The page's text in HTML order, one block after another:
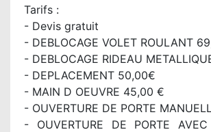
Tarifs :
- Devis gratuit
- DEBLOCAGE VOLET ROULANT
- DEBLOCAGE RIDEAU
- DEPLACEMENT 50,00€
- MAIN D OEUVRE 45,00 €
- OUVERTURE DE PORTE
- OUVERTURE DE PORTE AVEC